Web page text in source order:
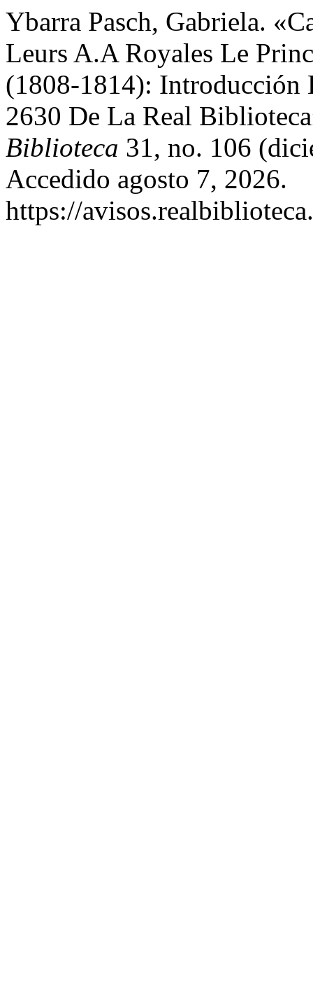
Ybarra Pasch, Gabriela.
Leurs A.A Royales Le
(1808-1814): Introducción
2630 De La Real
Biblioteca 31, no. 106
Accedido agosto 7, 2026.
https://